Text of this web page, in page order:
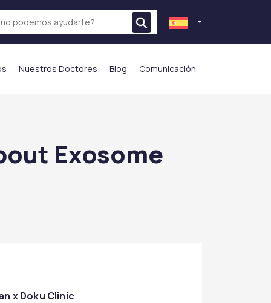
Nuestros Doctores Blog Comunicación
Exosome
x Doku Clinic